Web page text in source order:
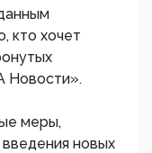
кто хочет
Новости».
меры,
новых